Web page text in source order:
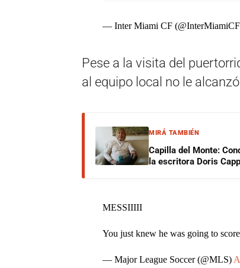
— Inter Miami CF
Pese a la visita del
al equipo local no le
MIRÁ TAMBIÉN
Capilla del Monte:
la escritora Doris
MESSIIIII
You just knew he was going to
— Major League Soccer (@MLS)